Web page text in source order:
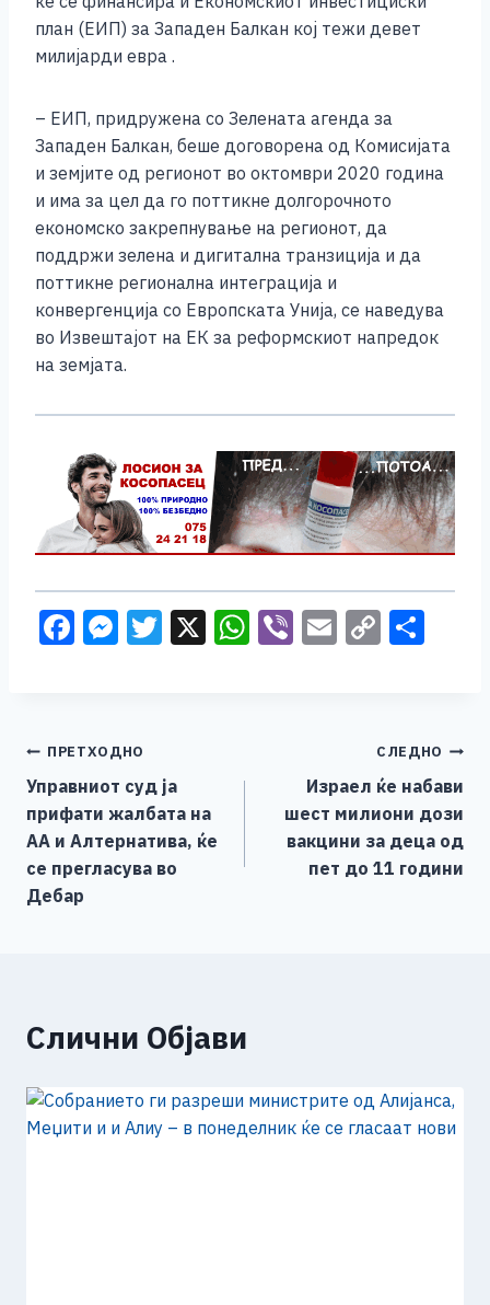
план (ЕИП) за Западен Балкан кој тежи девет
милијарди евра .
– ЕИП, придружена со Зелената агенда за
Западен Балкан, беше договорена од Комисијата
и земјите од регионот во октомври 2020 година
и има за цел да го поттикне долгорочното
економско закрепнување на регионот, да
поддржи зелена и дигитална транзиција и да
поттикне регионална интеграција и
конвергенција со Европската Унија, се наведува
во Извештајот на ЕК за реформскиот напредок
на земјата.
F
b
o
o
k
M
n
g
er
T X W Vi E C
Li
n
k
Навигација
на
напис
ПРЕТХОДНО
Управниот суд ја
прифати жалбата на
АА и Алтернатива, ќе
се прегласува во
Дебар
СЛЕДНО
Израел ќе набави
шест милиони дози
вакцини за деца од
пет до 11 години
Слични Објави